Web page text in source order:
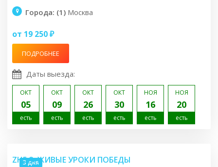
Города: (1) Москва
от 19 250 ₽
ПОДРОБНЕЕ
Даты выезда:
ОКТ
05
есть
ОКТ
09
есть
ОКТ
26
есть
ОКТ
30
есть
НОЯ
16
есть
НОЯ
20
есть
3 дня
ZH5.3: ЖИВЫЕ УРОКИ ПОБЕДЫ